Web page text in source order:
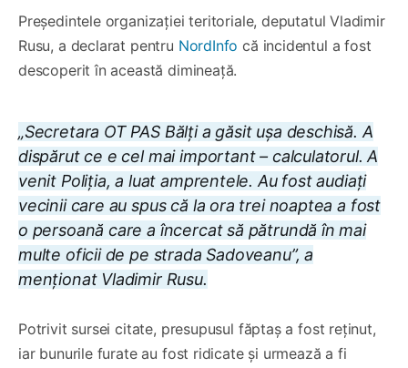
Președintele organizației teritoriale, deputatul Vladimir
Rusu, a declarat pentru NordInfo că incidentul a fost
descoperit în această dimineață.
„Secretara OT PAS Bălți a găsit ușa deschisă. A
dispărut ce e cel mai important – calculatorul. A
venit Poliția, a luat amprentele. Au fost audiați
vecinii care au spus că la ora trei noaptea a fost
o persoană care a încercat să pătrundă în mai
multe oficii de pe strada Sadoveanu”, a
menționat Vladimir Rusu.
Potrivit sursei citate, presupusul făptaș a fost reținut,
iar bunurile furate au fost ridicate și urmează a fi